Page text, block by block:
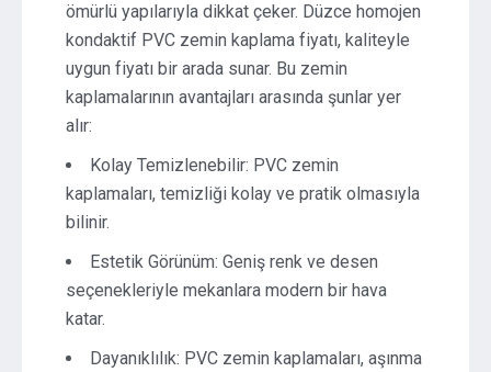
ömürlü yapılarıyla dikkat çeker. Düzce homojen
kondaktif PVC zemin kaplama fiyatı, kaliteyle
uygun fiyatı bir arada sunar. Bu zemin
kaplamalarının avantajları arasında şunlar yer
alır:
Kolay Temizlenebilir: PVC zemin
kaplamaları, temizliği kolay ve pratik olmasıyla
bilinir.
Estetik Görünüm: Geniş renk ve desen
seçenekleriyle mekanlara modern bir hava
katar.
Dayanıklılık: PVC zemin kaplamaları, aşınma